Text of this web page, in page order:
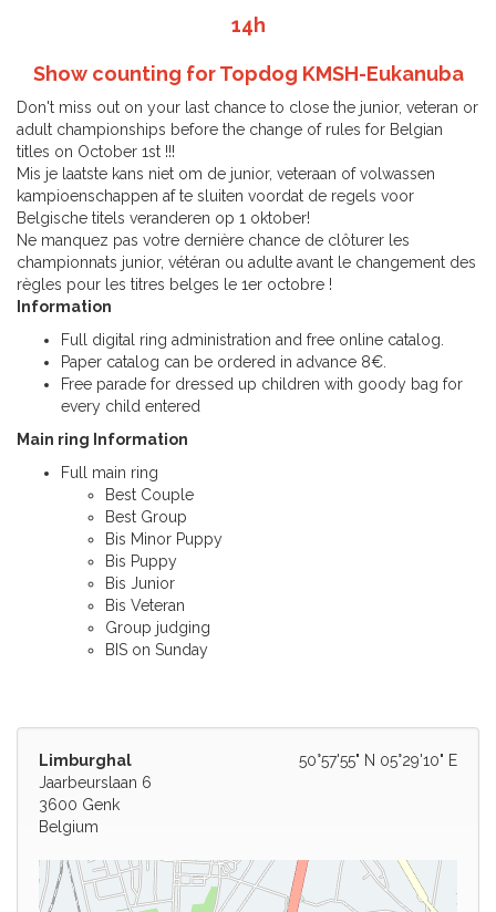
14h
Show counting for Topdog KMSH-Eukanuba
Don't miss out on your last chance to close the junior, veteran or
adult championships before the change of rules for Belgian
titles on October 1st !!!
Mis je laatste kans niet om de junior, veteraan of volwassen
kampioenschappen af te sluiten voordat de regels voor
Belgische titels veranderen op 1 oktober!
Ne manquez pas votre dernière chance de clôturer les
championnats junior, vétéran ou adulte avant le changement des
règles pour les titres belges le 1er octobre !
Information
Full digital ring administration and free online catalog.
Paper catalog can be ordered in advance 8€.
Free parade for dressed up children with goody bag for
every child entered
Main ring Information
Full main ring
Best Couple
Best Group
Bis Minor Puppy
Bis Puppy
Bis Junior
Bis Veteran
Group judging
BIS on Sunday
50°57'55" N 05°29'10" E
Limburghal
Jaarbeurslaan 6
3600 Genk
Belgium